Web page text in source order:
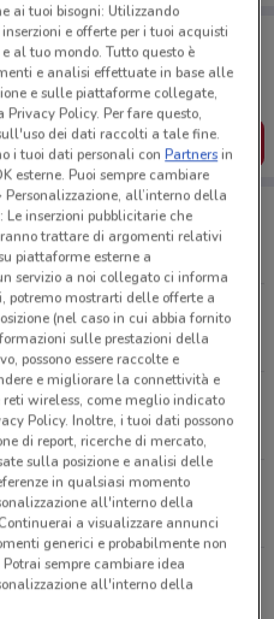
sempre con te!
offerte dei negozi vicino a te,
lista del risparmio, comodamente
L’APP
ai tuoi bisogni: Utilizzando
e offerte per i tuoi acquisti
al tuo mondo. Tutto questo è
e analisi effettuate in base alle
e sulle piattaforme collegate,
Policy. Per fare questo,
dei dati raccolti a tale fine.
i tuoi dati personali conPartnersin
esterne. Puoi sempre cambiare
all’interno della
Le inserzioni pubblicitarie che
trattare di argomenti relativi
piattaforme esterne a
servizio a noi collegato ci informa
potremo mostrarti delle offerte a
(nel caso in cui abbia fornito
sulle prestazioni della
possono essere raccolte e
e migliorare la connettività e
wireless, come meglio indicato
Policy. Inoltre, i tuoi dati possono
di report, ricerche di mercato,
sulla posizione e analisi delle
in qualsiasi momento
all'interno della
a visualizzare annunci
generici e probabilmente non
sempre cambiare idea
all'interno della